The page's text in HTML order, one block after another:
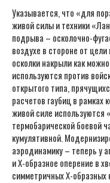
Указывается, что «для
живой силы и техники
подрыва – осколочно-
воздухе в стороне от
осколки накрыли как
используются против
открытого типа,
расчетов гаубиц в
живой силе используются
термобарической боевой
кумулятивной.
аэродинамику – теперь у
и X-образное оперение в
симметричных X-образных